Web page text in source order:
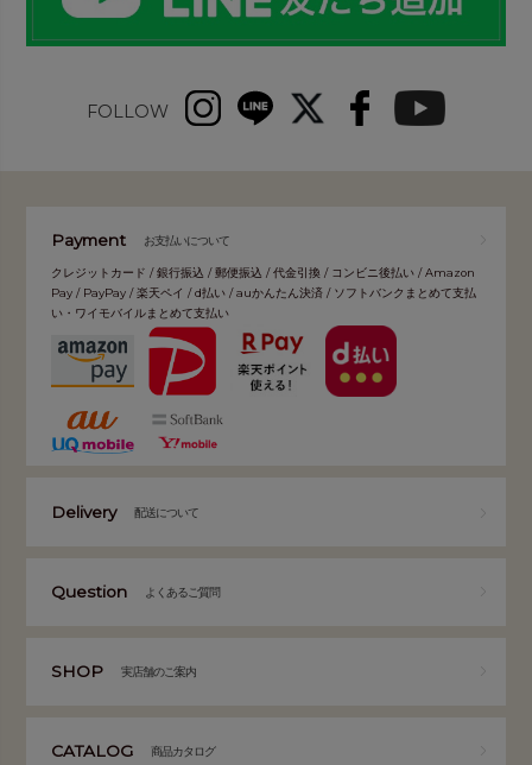
FOLLOW
Payment お支払いについて
クレジットカード / 銀行振込 / 郵便振込 / 代金引換 / コンビニ後払い / Amazon
Pay / PayPay / 楽天ペイ / d払い / auかんたん決済 / ソフトバンクまとめて支払
い・ワイモバイルまとめて支払い
Delivery 配送について
Question よくあるご質問
SHOP 実店舗のご案内
CATALOG 商品カタログ